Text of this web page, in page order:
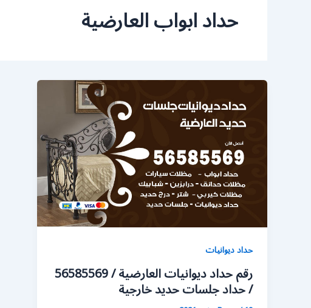
حداد ابواب العارضية
حداد ديوانيات
رقم حداد ديوانيات العارضية / 56585569
/ حداد جلسات حديد خارجية